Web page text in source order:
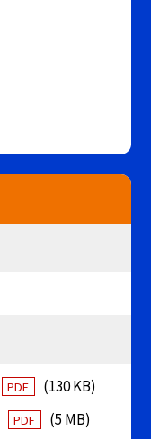
PDF
(130 KB)
PDF
(5 MB)